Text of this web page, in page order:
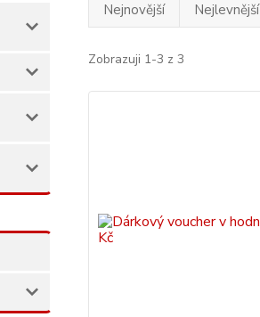
Nejnovější Nejlevnější
Zobrazuji 1-3 z 3